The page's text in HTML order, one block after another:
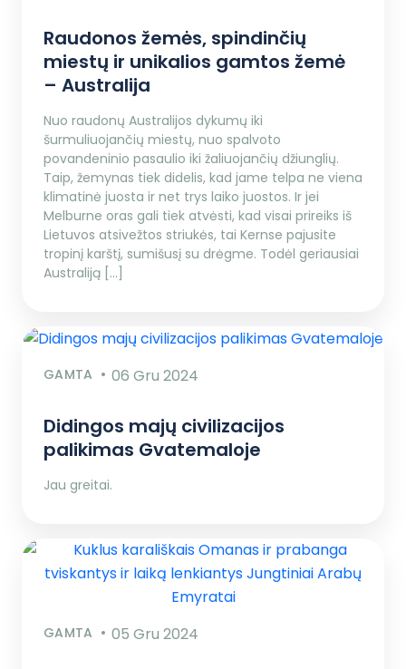
Raudonos žemės, spindinčių
miestų ir unikalios gamtos žemė
– Australija
Nuo raudonų Australijos dykumų iki
šurmuliuojančių miestų, nuo spalvoto
povandeninio pasaulio iki žaliuojančių džiunglių.
Taip, žemynas tiek didelis, kad jame telpa ne viena
klimatinė juosta ir net trys laiko juostos. Ir jei
Melburne oras gali tiek atvėsti, kad visai prireiks iš
Lietuvos atsivežtos striukės, tai Kernse pajusite
tropinį karštį, sumišusį su drėgme. Todėl geriausiai
Australiją […]
GAMTA 06 Gru 2024
Didingos majų civilizacijos
palikimas Gvatemaloje
Jau greitai.
GAMTA 05 Gru 2024